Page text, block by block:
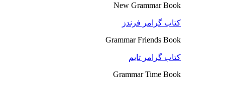
New Grammar Book
کتاب گرامر فرندز
Grammar Friends Book
کتاب گرامر تایم
Grammar Time Book